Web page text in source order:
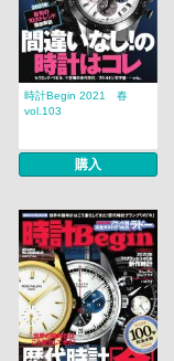
時計Begin 2021 春
vol.103
購入